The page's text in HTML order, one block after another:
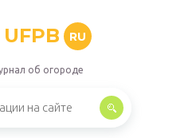
UFPB RU
об огороде